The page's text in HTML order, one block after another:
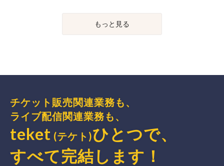
もっと見る
チケット販売関連業務も、
ライブ配信関連業務も、
teket (テケト)ひとつで、
すべて完結 します ！